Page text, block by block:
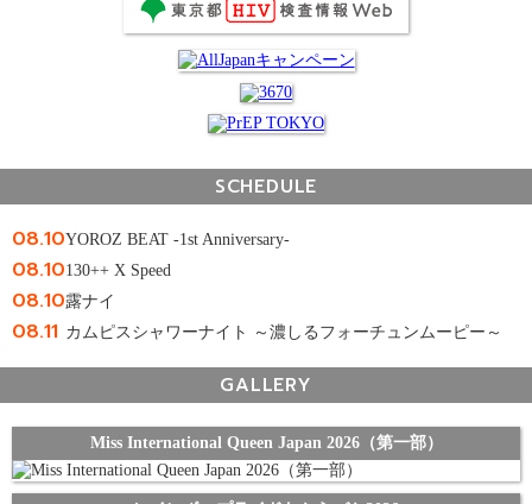
SCHEDULE
08.10YOROZ BEAT -1st Anniversary-
08.10130++ X Speed
08.10露ナイ
08.11 カムピスシャワーナイト ～濃しるフォーチュンムーピー～
GALLERY
Miss International Queen Japan 2026（第一部）